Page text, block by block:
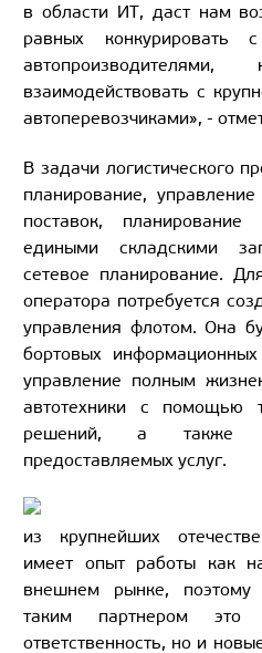
в области ИТ, даст нам
равных
взаимодействовать с
автоперевозчиками», -
В задачи логистического
планирование,
поставок, планирование
едиными складскими
сетевое планирование.
оператора потребуется
управления флотом. Она
бортовых
управление полным
автотехники с помощью
решений, а также
предоставляемых услуг.
из крупнейших
имеет опыт работы как
внешнем рынке, поэтому
таким партнером
ответственность, но и